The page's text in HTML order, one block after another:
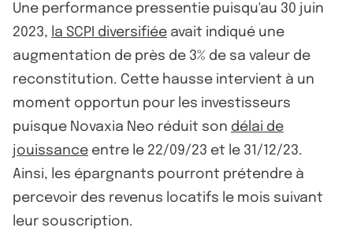
Une performance pressentie puisqu'au 30 juin
2023, la SCPI diversifiée avait indiqué une
augmentation de près de 3% de sa valeur de
reconstitution. Cette hausse intervient à un
moment opportun pour les investisseurs
puisque Novaxia Neo réduit son délai de
jouissance entre le 22/09/23 et le 31/12/23.
Ainsi, les épargnants pourront prétendre à
percevoir des revenus locatifs le mois suivant
leur souscription.